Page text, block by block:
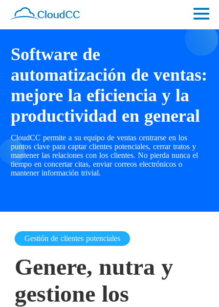
Software de
automatización de ventas:
mejore la eficiencia y la
productividad en general
CloudCC permite a su equipo de ventas centrarse en los
puntos clave para captar clientes potenciales, cerrar tratos y
mantener las relaciones con los clientes. No pierda nunca el
tiempo en concertar citas, enviar correos electrónicos o
mantener información trivial.
Gestión de clientes potenciales
Genere, nutra y
gestione los